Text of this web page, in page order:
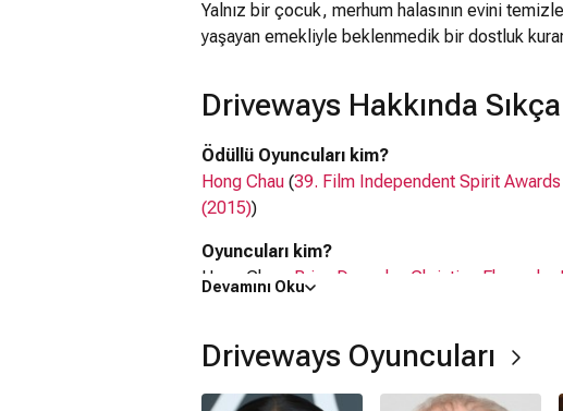
Yalnız bir çocuk, merhum halasının evini
yaşayan emekliyle beklenmedik bir dostluk
Driveways Hakkında
Ödüllü Oyuncuları kim?
Hong Chau (39. Film Independent Spirit
(2015))
Oyuncuları kim?
Hong Chau, Brian Dennehy Christine Ebersole
Driveways filmi ABD'da çekilmiştir.
Kaç saat?
Devamını Oku
Driveways Oyuncuları